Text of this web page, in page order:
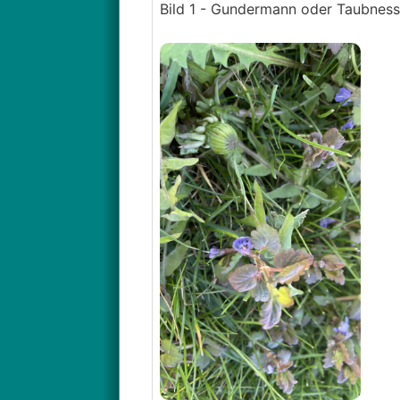
Bild 1 - Gundermann oder